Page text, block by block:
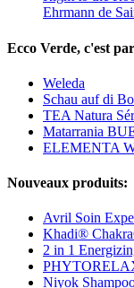
Ehrmann de
Ecco Verde, c'est
Weleda
Schau auf di
TEA Natura
Matarrania
ELEMENTA
Nouveaux produits:
Avril Soin
Khadi®
2 in 1
Niyok